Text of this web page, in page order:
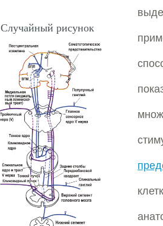
Случайный рисунок